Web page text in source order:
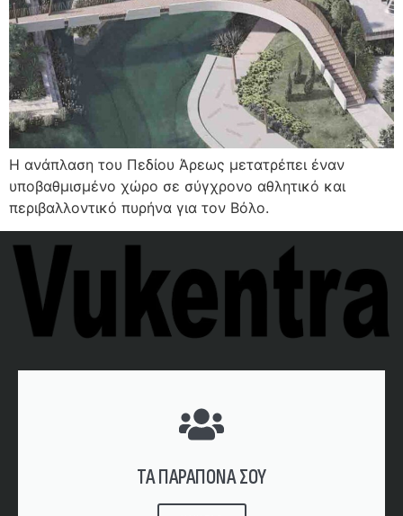
Η ανάπλαση του Πεδίου Άρεως μετατρέπει έναν
υποβαθμισμένο χώρο σε σύγχρονο αθλητικό και
περιβαλλοντικό πυρήνα για τον Βόλο.
ΤΑ ΠΑΡΑΠΟΝΑ ΣΟΥ